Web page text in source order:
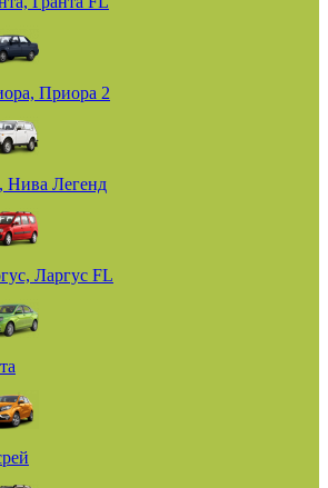
Приора 2
Нива Легенд
Ларгус FL